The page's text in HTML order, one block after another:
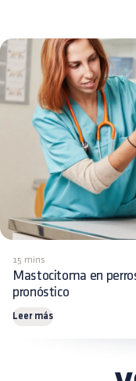
15 mins
Mastocitoma en
pronóstico
Leer más